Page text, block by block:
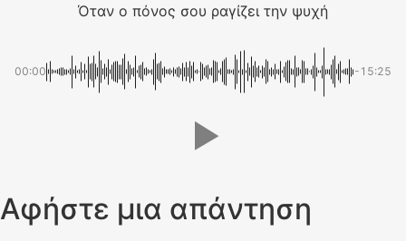
Όταν ο πόνος σου ραγίζει την ψυχή
00:00 -15:25
Αφήστε μια απάντηση